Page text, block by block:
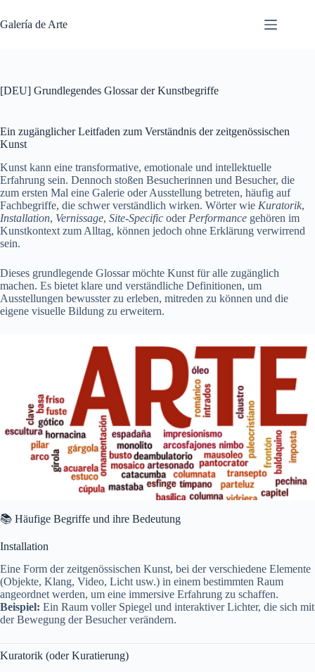
al
contenido
Galería de Arte
[DEU] Grundlegendes Glossar der Kunstbegriffe
Ein zugänglicher Leitfaden zum Verständnis der zeitgenössischen
Kunst
Kunst kann eine transformative, emotionale und intellektuelle
Erfahrung sein. Dennoch stoßen Besucherinnen und Besucher, die
zum ersten Mal eine Galerie oder Ausstellung betreten, häufig auf
Fachbegriffe, die schwer verständlich wirken. Wörter wie Kuratorik,
Installation, Vernissage, Site-Specific oder Performance gehören im
Kunstkontext zum Alltag, können jedoch ohne Erklärung verwirrend
sein.
Dieses grundlegende Glossar möchte Kunst für alle zugänglich
machen. Es bietet klare und verständliche Definitionen, um
Ausstellungen bewusster zu erleben, mitreden zu können und die
eigene visuelle Bildung zu erweitern.
📚 Häufige Begriffe und ihre Bedeutung
Installation
Eine Form der zeitgenössischen Kunst, bei der verschiedene Elemente
(Objekte, Klang, Video, Licht usw.) in einem bestimmten Raum
angeordnet werden, um eine immersive Erfahrung zu schaffen.
Beispiel: Ein Raum voller Spiegel und interaktiver Lichter, die sich mit
der Bewegung der Besucher verändern.
Kuratorik (oder Kuratierung)